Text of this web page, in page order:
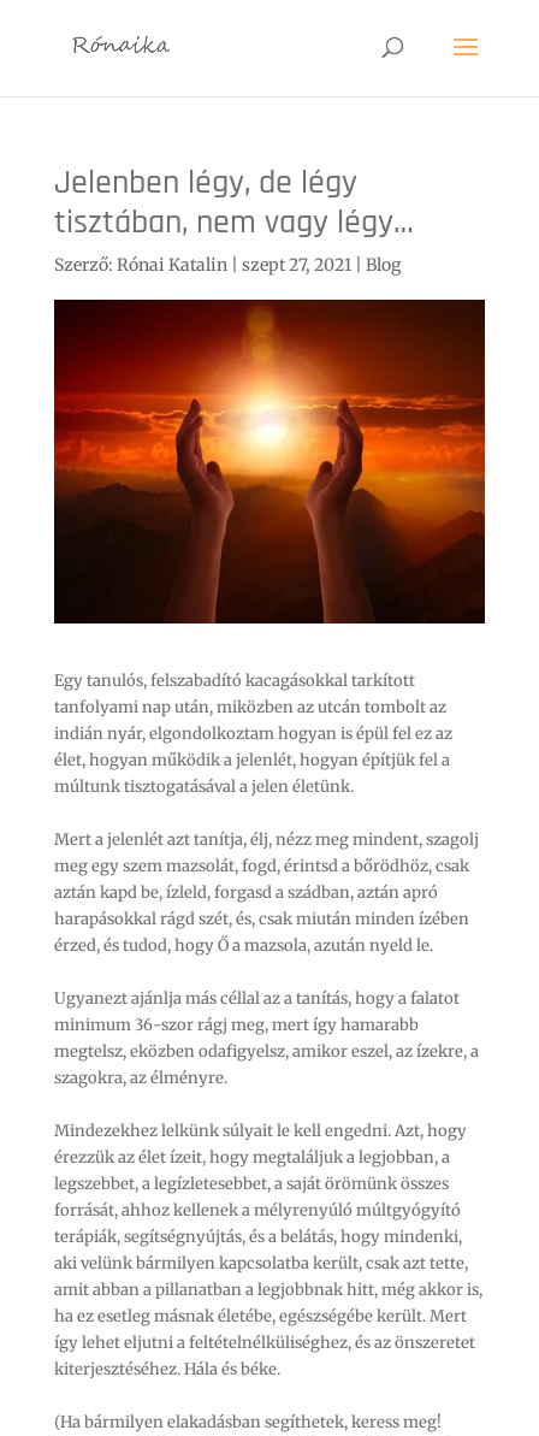
Jelenben légy, de légy
tisztában, nem vagy légy…
Szerző: Rónai Katalin| szept 27, 2021| Blog
Egy tanulós, felszabadító kacagásokkal tarkított
tanfolyami nap után, miközben az utcán tombolt az
indián nyár, elgondolkoztam hogyan is épül fel ez az
élet, hogyan működik a jelenlét, hogyan építjük fel a
múltunk tisztogatásával a jelen életünk.
Mert a jelenlét azt tanítja, élj, nézz meg mindent, szagolj
meg egy szem mazsolát, fogd, érintsd a bőrödhöz, csak
aztán kapd be, ízleld, forgasd a szádban, aztán apró
harapásokkal rágd szét, és, csak miután minden ízében
érzed, és tudod, hogy Ő a mazsola, azután nyeld le.
Ugyanezt ajánlja más céllal az a tanítás, hogy a falatot
minimum 36-szor rágj meg, mert így hamarabb
megtelsz, eközben odafigyelsz, amikor eszel, az ízekre, a
szagokra, az élményre.
Mindezekhez lelkünk súlyait le kell engedni. Azt, hogy
érezzük az élet ízeit, hogy megtaláljuk a legjobban, a
legszebbet, a legízletesebbet, a saját örömünk összes
forrását, ahhoz kellenek a mélyrenyúló múltgyógyító
terápiák, segítségnyújtás, és a belátás, hogy mindenki,
aki velünk bármilyen kapcsolatba került, csak azt tette,
amit abban a pillanatban a legjobbnak hitt, még akkor is,
ha ez esetleg másnak életébe, egészségébe került. Mert
így lehet eljutni a feltételnélküliséghez, és az önszeretet
kiterjesztéséhez. Hála és béke.
(Ha bármilyen elakadásban segíthetek, keress meg!